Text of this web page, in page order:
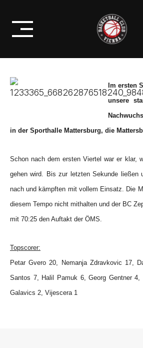
content
ÖMS U16:
25 : 70 BC ZEPTER
Im ersten
unsere
in der Sporthalle Mattersburg, die
Schon nach dem ersten Viertel war er klar,
gehen wird. Bis zur letzten Sekunde ließen
nach und kämpften mit vollem Einsatz. Die
diesem Tempo nicht mithalten und der BC
mit 70:25 den Auftakt der ÖMS.
Topscorer:
Petar Gvero 20,
Nemanja Zdravkovic 17,
Santos 7, Halil Pamuk 6,Georg Gentner
Galavics 2, Vijescera 1